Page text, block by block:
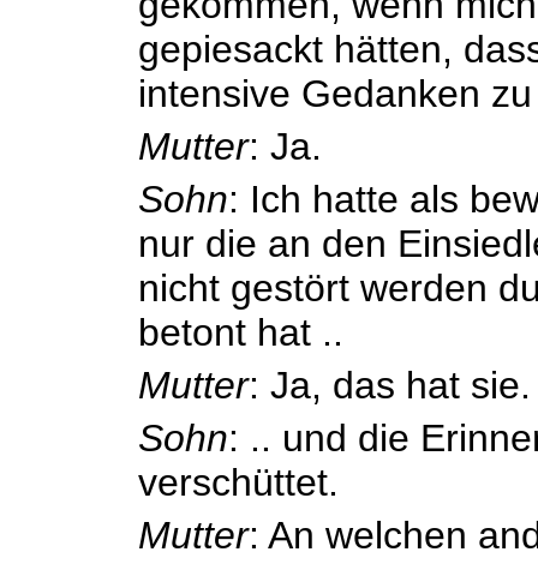
gepiesackt hätten,
intensive Gedanken
Mutter: Ja.
Sohn: Ich hatte als
nur die an den
nicht gestört werden
betont hat ..
Mutter: Ja, das hat sie.
Sohn: .. und die
verschüttet.
Mutter: An welchen